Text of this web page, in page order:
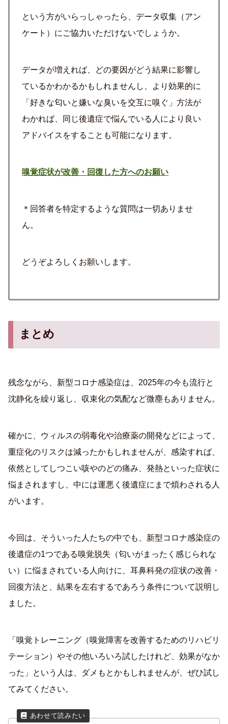
という方がいらっしゃったら、データ収集（アン
ケート）にご協力いただけないでしょうか。
データが増えれば、どの要因がどう結果に影響し
ているかわかるかもしれませんし、より効果的に
「好きな匂いと嫌いな臭いを交互に嗅ぐ」方法が
わかれば、同じ後遺症で悩んでいる人により良い
アドバイスをすることも可能になります。
嗅覚症状が改善・回復した方へのお願い
＊回答者を特定するような質問は一切ありませ
ん。
どうぞよろしくお願いします。
まとめ
残念ながら、新型コロナ感染症は、2025年の今も流行と
沈静化を繰り返し、収束化の気配など微塵もありません。
確かに、ウィルスの弱毒化や治療薬の開発などによって、
重症化のリスクは減ったかもしれませんが、感染すれば、
依然としてしつこい咳やのどの痛み、発熱といった症状に
悩まされますし、中には運悪く後遺症にまで煩わされる人
がいます。
今回は、そういった人たちの中でも、新型コロナ感染症の
後遺症の1つである嗅覚脱失（匂いがまったく感じられな
い）に悩まされている人向けに、耳鼻科発の症状の改善・
回復方法と、結果を左右するであろう条件について説明し
ました。
「嗅覚トレーニング（嗅覚障害を改善するためのリハビリ
テーション）やその他いろいろ試したけれど、効果がなか
った」という人は、ダメもとかもしれませんが、ぜひ試し
てみてください。